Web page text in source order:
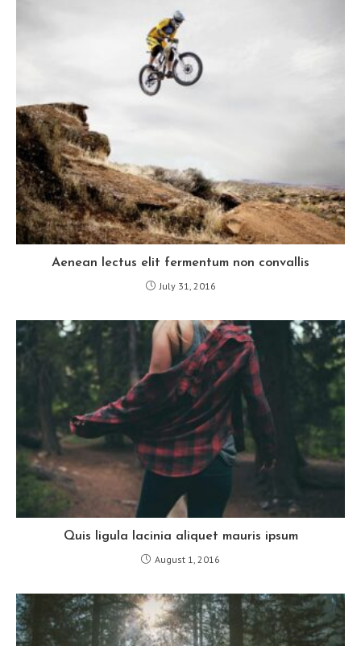
Aenean lectus elit fermentum non convallis
July 31, 2016
Quis ligula lacinia aliquet mauris ipsum
August 1, 2016